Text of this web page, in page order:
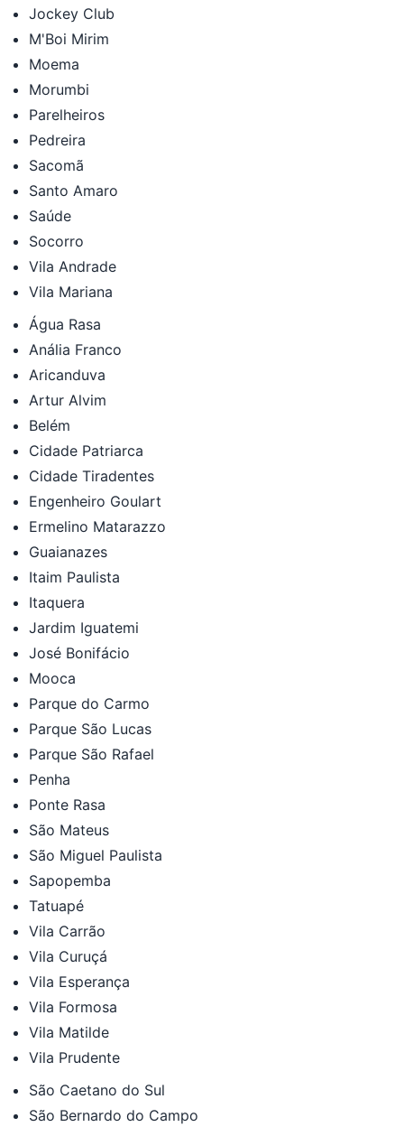
Jockey Club
M'Boi Mirim
Moema
Morumbi
Parelheiros
Pedreira
Sacomã
Santo Amaro
Saúde
Socorro
Vila Andrade
Vila Mariana
Água Rasa
Anália Franco
Aricanduva
Artur Alvim
Belém
Cidade Patriarca
Cidade Tiradentes
Engenheiro Goulart
Ermelino Matarazzo
Guaianazes
Itaim Paulista
Itaquera
Jardim Iguatemi
José Bonifácio
Mooca
Parque do Carmo
Parque São Lucas
Parque São Rafael
Penha
Ponte Rasa
São Mateus
São Miguel Paulista
Sapopemba
Tatuapé
Vila Carrão
Vila Curuçá
Vila Esperança
Vila Formosa
Vila Matilde
Vila Prudente
São Caetano do Sul
São Bernardo do Campo